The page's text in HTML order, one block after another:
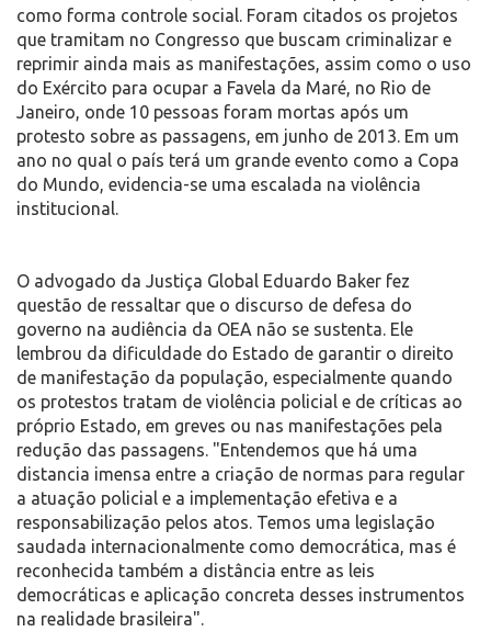
como forma controle social. Foram citados os projetos
que tramitam no Congresso que buscam criminalizar e
reprimir ainda mais as manifestações, assim como o uso
do Exército para ocupar a Favela da Maré, no Rio de
Janeiro, onde 10 pessoas foram mortas após um
protesto sobre as passagens, em junho de 2013. Em um
ano no qual o país terá um grande evento como a Copa
do Mundo, evidencia-se uma escalada na violência
institucional.
O advogado da Justiça Global Eduardo Baker fez
questão de ressaltar que o discurso de defesa do
governo na audiência da OEA não se sustenta. Ele
lembrou da dificuldade do Estado de garantir o direito
de manifestação da população, especialmente quando
os protestos tratam de violência policial e de críticas ao
próprio Estado, em greves ou nas manifestações pela
redução das passagens. "Entendemos que há uma
distancia imensa entre a criação de normas para regular
a atuação policial e a implementação efetiva e a
responsabilização pelos atos. Temos uma legislação
saudada internacionalmente como democrática, mas é
reconhecida também a distância entre as leis
democráticas e aplicação concreta desses instrumentos
na realidade brasileira".